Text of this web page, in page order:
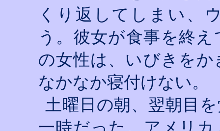
くり返してしまい、
う。彼女が食事を終
の女性は、いびきを
なかなか寝付けない。
土曜日の朝、翌朝目
一時だった。アメリ